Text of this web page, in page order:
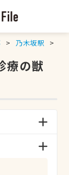
乃木坂駅
療の獣